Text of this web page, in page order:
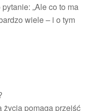
„Ale co to ma
wiele – i o tym
pomaga przejść